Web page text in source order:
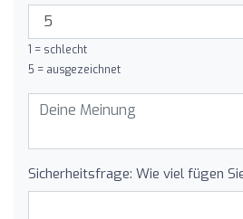
1 = schlecht
5 = ausgezeichnet
Sicherheitsfrage: Wie viel fügen